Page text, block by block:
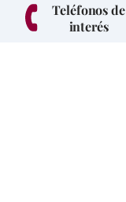
Teléfonos de
interés